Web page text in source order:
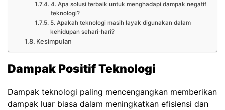
4. Apa solusi terbaik untuk menghadapi dampak negatif
teknologi?
5. Apakah teknologi masih layak digunakan dalam
kehidupan sehari-hari?
Kesimpulan
Dampak Positif Teknologi
Dampak teknologi paling mencengangkan memberikan
dampak luar biasa dalam meningkatkan efisiensi dan